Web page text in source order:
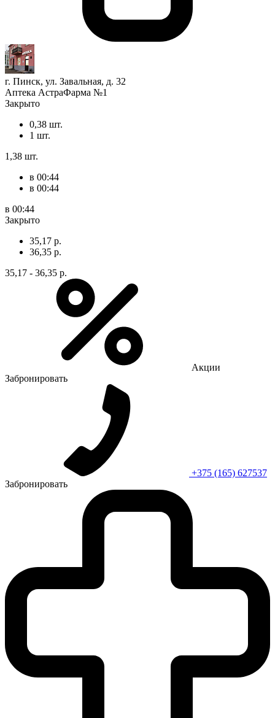
г. Пинск, ул. Завальная, д. 32
Аптека АстраФарма №1
Закрыто
0,38 шт.
1 шт.
1,38 шт.
в 00:44
в 00:44
в 00:44
Закрыто
35,17 р.
36,35 р.
35,17 - 36,35 р.
Акции
Забронировать
+375 (165) 627537
Забронировать